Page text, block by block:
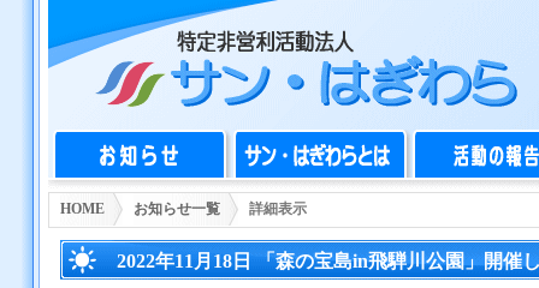
HOME お知らせ一覧 詳細表示
2022年11月18日 「森の宝島in飛騨川公園」開催